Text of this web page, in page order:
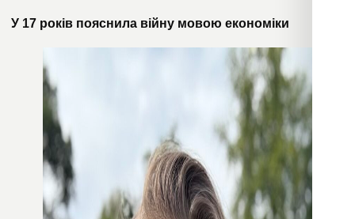
У 17 років пояснила війну мовою економіки